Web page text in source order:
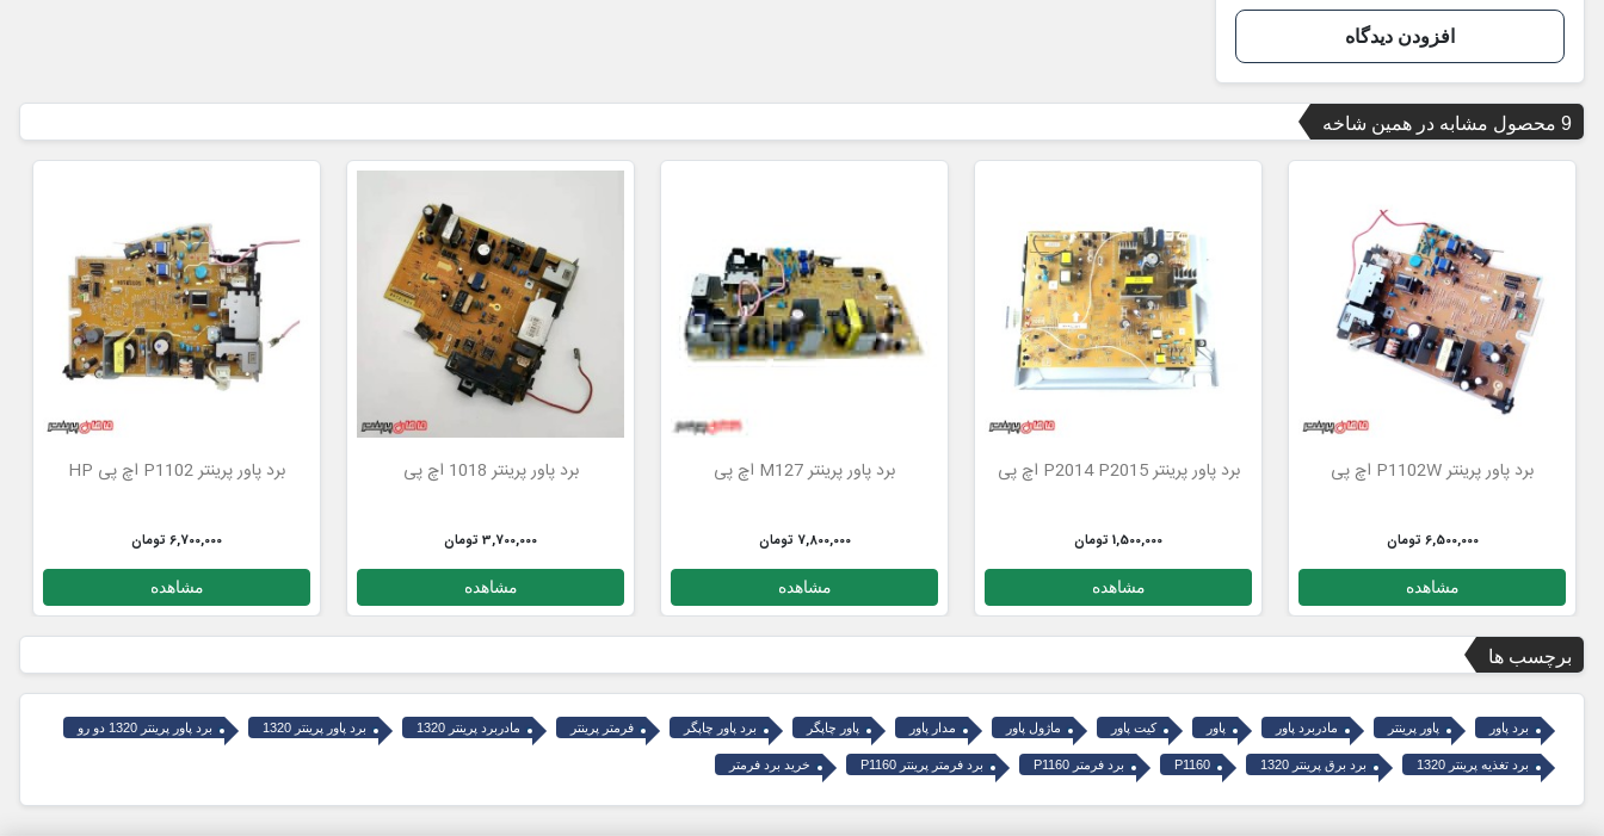
افزودن دیدگاه
9 محصول مشابه در همین شاخه
برد پاور پرینتر P1102W اچ پی
6,500,000 تومان
مشاهده
برد پاور پرینتر P2014 P2015 اچ پی
1,500,000 تومان
مشاهده
برد پاور پرینتر M127 اچ پی
7,800,000 تومان
مشاهده
برد پاور پرینتر 1018 اچ پی
3,700,000 تومان
مشاهده
برد پاور پرینتر P1102 اچ پی HP
6,700,000 تومان
مشاهده
برچسب ها
برد پاور پاور پرینتر مادربرد پاور پاور کیت پاور ماژول پاور مدار پاور پاور چاپگر برد پاور چاپگر فرمتر پرینتر مادربرد پرینتر 1320 برد پاور پرینتر 1320 برد پاور پرینتر 1320 دو رو
برد تغذیه پرینتر 1320 برد برق پرینتر 1320 P1160 برد فرمتر P1160 برد فرمتر پرینتر P1160 خرید برد فرمتر